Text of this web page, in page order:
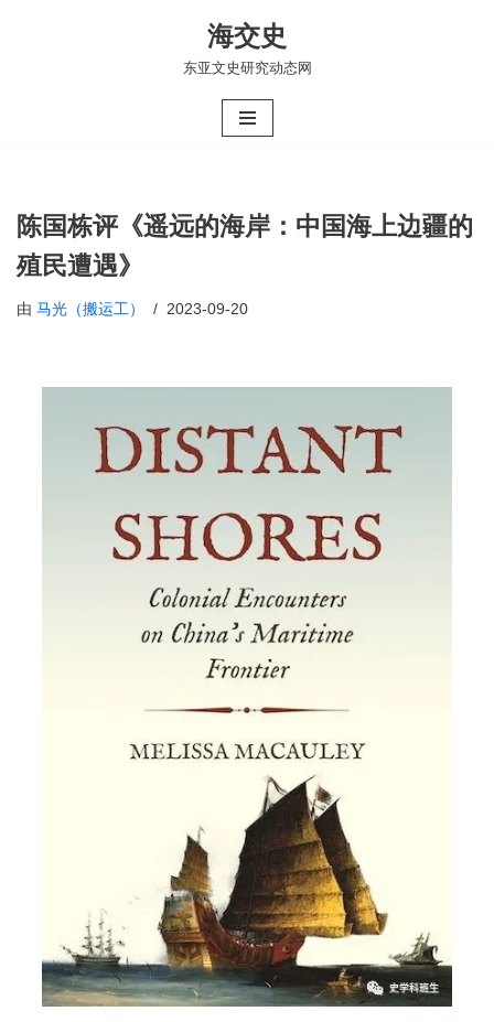
海交史
东亚文史研究动态网
陈国栋评《遥远的海岸：中国海上边疆的
殖民遭遇》
由 马光（搬运工） 2023-09-20